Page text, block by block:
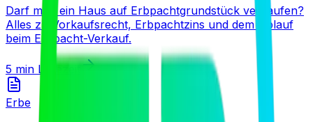
Darf man ein Haus auf Erbpachtgrundstück verkaufen?
Alles zu Vorkaufsrecht, Erbpachtzins und dem Ablauf
beim Erbpacht-Verkauf.
5 min Lesezeit
Erbe